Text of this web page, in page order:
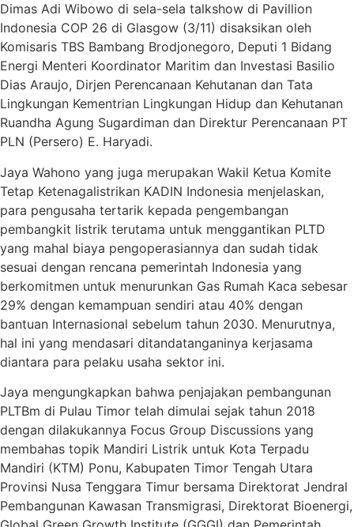
Dimas Adi Wibowo di sela-sela talkshow di Pavillion
Indonesia COP 26 di Glasgow (3/11) disaksikan oleh
Komisaris TBS Bambang Brodjonegoro, Deputi 1 Bidang
Energi Menteri Koordinator Maritim dan Investasi Basilio
Dias Araujo, Dirjen Perencanaan Kehutanan dan Tata
Lingkungan Kementrian Lingkungan Hidup dan Kehutanan
Ruandha Agung Sugardiman dan Direktur Perencanaan PT
PLN (Persero) E. Haryadi.
Jaya Wahono yang juga merupakan Wakil Ketua Komite
Tetap Ketenagalistrikan KADIN Indonesia menjelaskan,
para pengusaha tertarik kepada pengembangan
pembangkit listrik terutama untuk menggantikan PLTD
yang mahal biaya pengoperasiannya dan sudah tidak
sesuai dengan rencana pemerintah Indonesia yang
berkomitmen untuk menurunkan Gas Rumah Kaca sebesar
29% dengan kemampuan sendiri atau 40% dengan
bantuan Internasional sebelum tahun 2030. Menurutnya,
hal ini yang mendasari ditandatanganinya kerjasama
diantara para pelaku usaha sektor ini.
Jaya mengungkapkan bahwa penjajakan pembangunan
PLTBm di Pulau Timor telah dimulai sejak tahun 2018
dengan dilakukannya Focus Group Discussions yang
membahas topik Mandiri Listrik untuk Kota Terpadu
Mandiri (KTM) Ponu, Kabupaten Timor Tengah Utara
Provinsi Nusa Tenggara Timur bersama Direktorat Jendral
Pembangunan Kawasan Transmigrasi, Direktorat Bioenergi,